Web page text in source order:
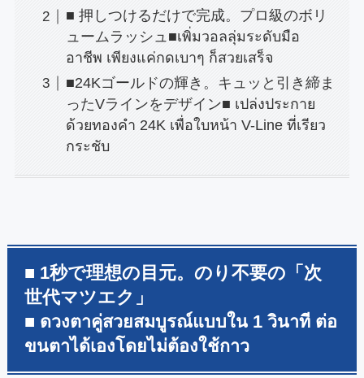
■ 押しつけるだけで完成。プロ級のボリ
ュームラッシュ■เพิ่มวอลลุ่มระดับมือ
อาชีพ เพียงแค่กดเบาๆ ก็สวยเสร็จ
■24Kゴールドの輝き。キュッと引き締ま
ったVラインをデザイン■ เปล่งประกาย
ด้วยทองคำ 24K เพื่อใบหน้า V-Line ที่เรียว
กระชับ
■ 1秒で理想の目元。のり不要の「次
世代マツエク」
■ ดวงตาคู่สวยสมบูรณ์แบบใน 1 วินาที ต่อ
ขนตาได้เองโดยไม่ต้องใช้กาว